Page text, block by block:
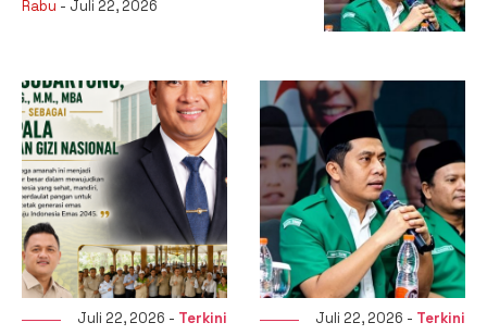
Rabu - Juli 22, 2026
Juli 22, 2026 - Terkini Juli 22, 2026 - Terkini